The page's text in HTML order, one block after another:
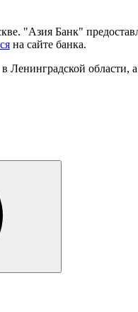
"Азия Банк"
на сайте банка.
Ленинградской области,